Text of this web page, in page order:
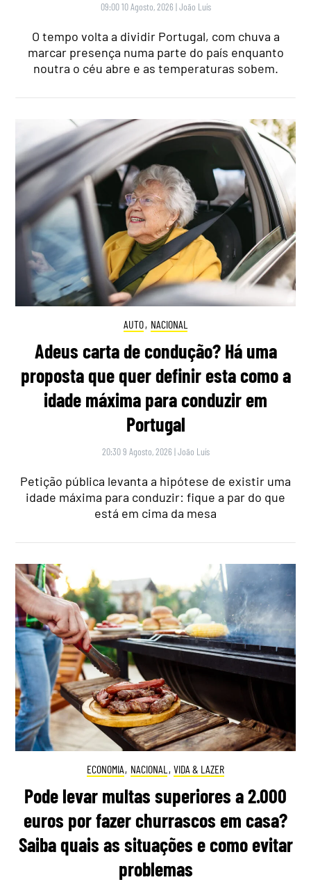
09:00 10 Agosto, 2026 |João Luís
O tempo volta a dividir Portugal, com chuva a
marcar presença numa parte do país enquanto
noutra o céu abre e as temperaturas sobem.
AUTO, NACIONAL
Adeus carta de condução? Há uma
proposta que quer definir esta como a
idade máxima para conduzir em
Portugal
20:30 9 Agosto, 2026 |João Luís
Petição pública levanta a hipótese de existir uma
idade máxima para conduzir: fique a par do que
está em cima da mesa
ECONOMIA, NACIONAL , VIDA & LAZER
Pode levar multas superiores a 2.000
euros por fazer churrascos em casa?
Saiba quais as situações e como evitar
problemas